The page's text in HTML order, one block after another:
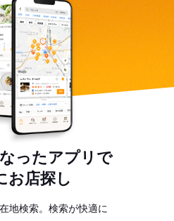
ったアプリで
お店探し
地検索。検索が快適に